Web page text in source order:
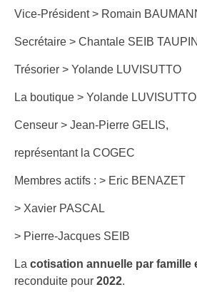
Vice-Président > Romain
Secrétaire > Chantale SEIB TAUPIN
Trésorier > Yolande LUVISUTTO
La boutique > Yolande LUVISUTTO
Censeur > Jean-Pierre GELIS,
représentant la COGEC
Membres actifs : > Eric BENAZET
> Xavier PASCAL
> Pierre-Jacques SEIB
La cotisation annuelle par famille
reconduite pour 2022.